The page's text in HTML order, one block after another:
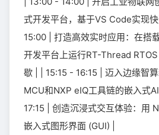
式开发平台，基于VS Code实现
15:00 | 打造高效实时应用：在搭
开发平台上运行RT-Thread
歇 | | 15:15 - 16:15 | 迈入边缘智
MCU和NXP eIQ工具链的嵌入式
17:15 | 创造沉浸式交互体验：用
嵌入式图形界面 (GUI) |